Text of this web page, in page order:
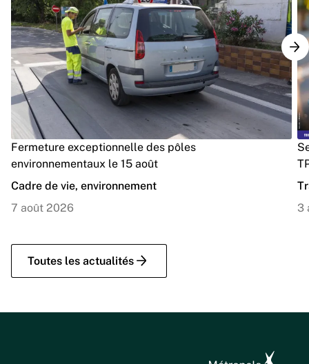
Toutes les actualités
Fermeture exceptionnelle des pôles
environnementaux le 15 août
Cadre de vie, environnement
7 août 2026
3